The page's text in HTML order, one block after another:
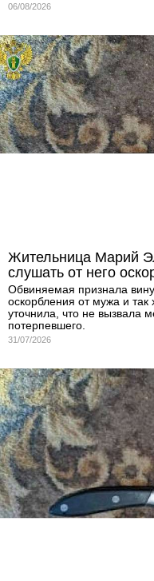
06/08/2026
Жительница Марий
слушать от него
Обвиняемая признала
оскорбления от мужа и
уточнила, что не вызвала
потерпевшего.
31/07/2026